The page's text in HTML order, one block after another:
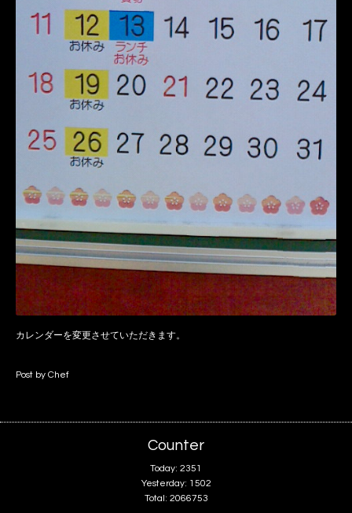
カレンダーを変更させていただきます。
Post by Chef
Counter
Today: 2351
Yesterday: 1502
Total: 2066753